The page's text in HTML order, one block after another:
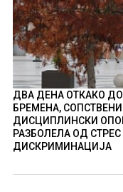
ДВА ДЕНА ОТКАКО
БРЕМЕНА,
ДИСЦИПЛИНСКИ
РАЗБОЛЕЛА ОД
ДИСКРИМИНАЦИЈА